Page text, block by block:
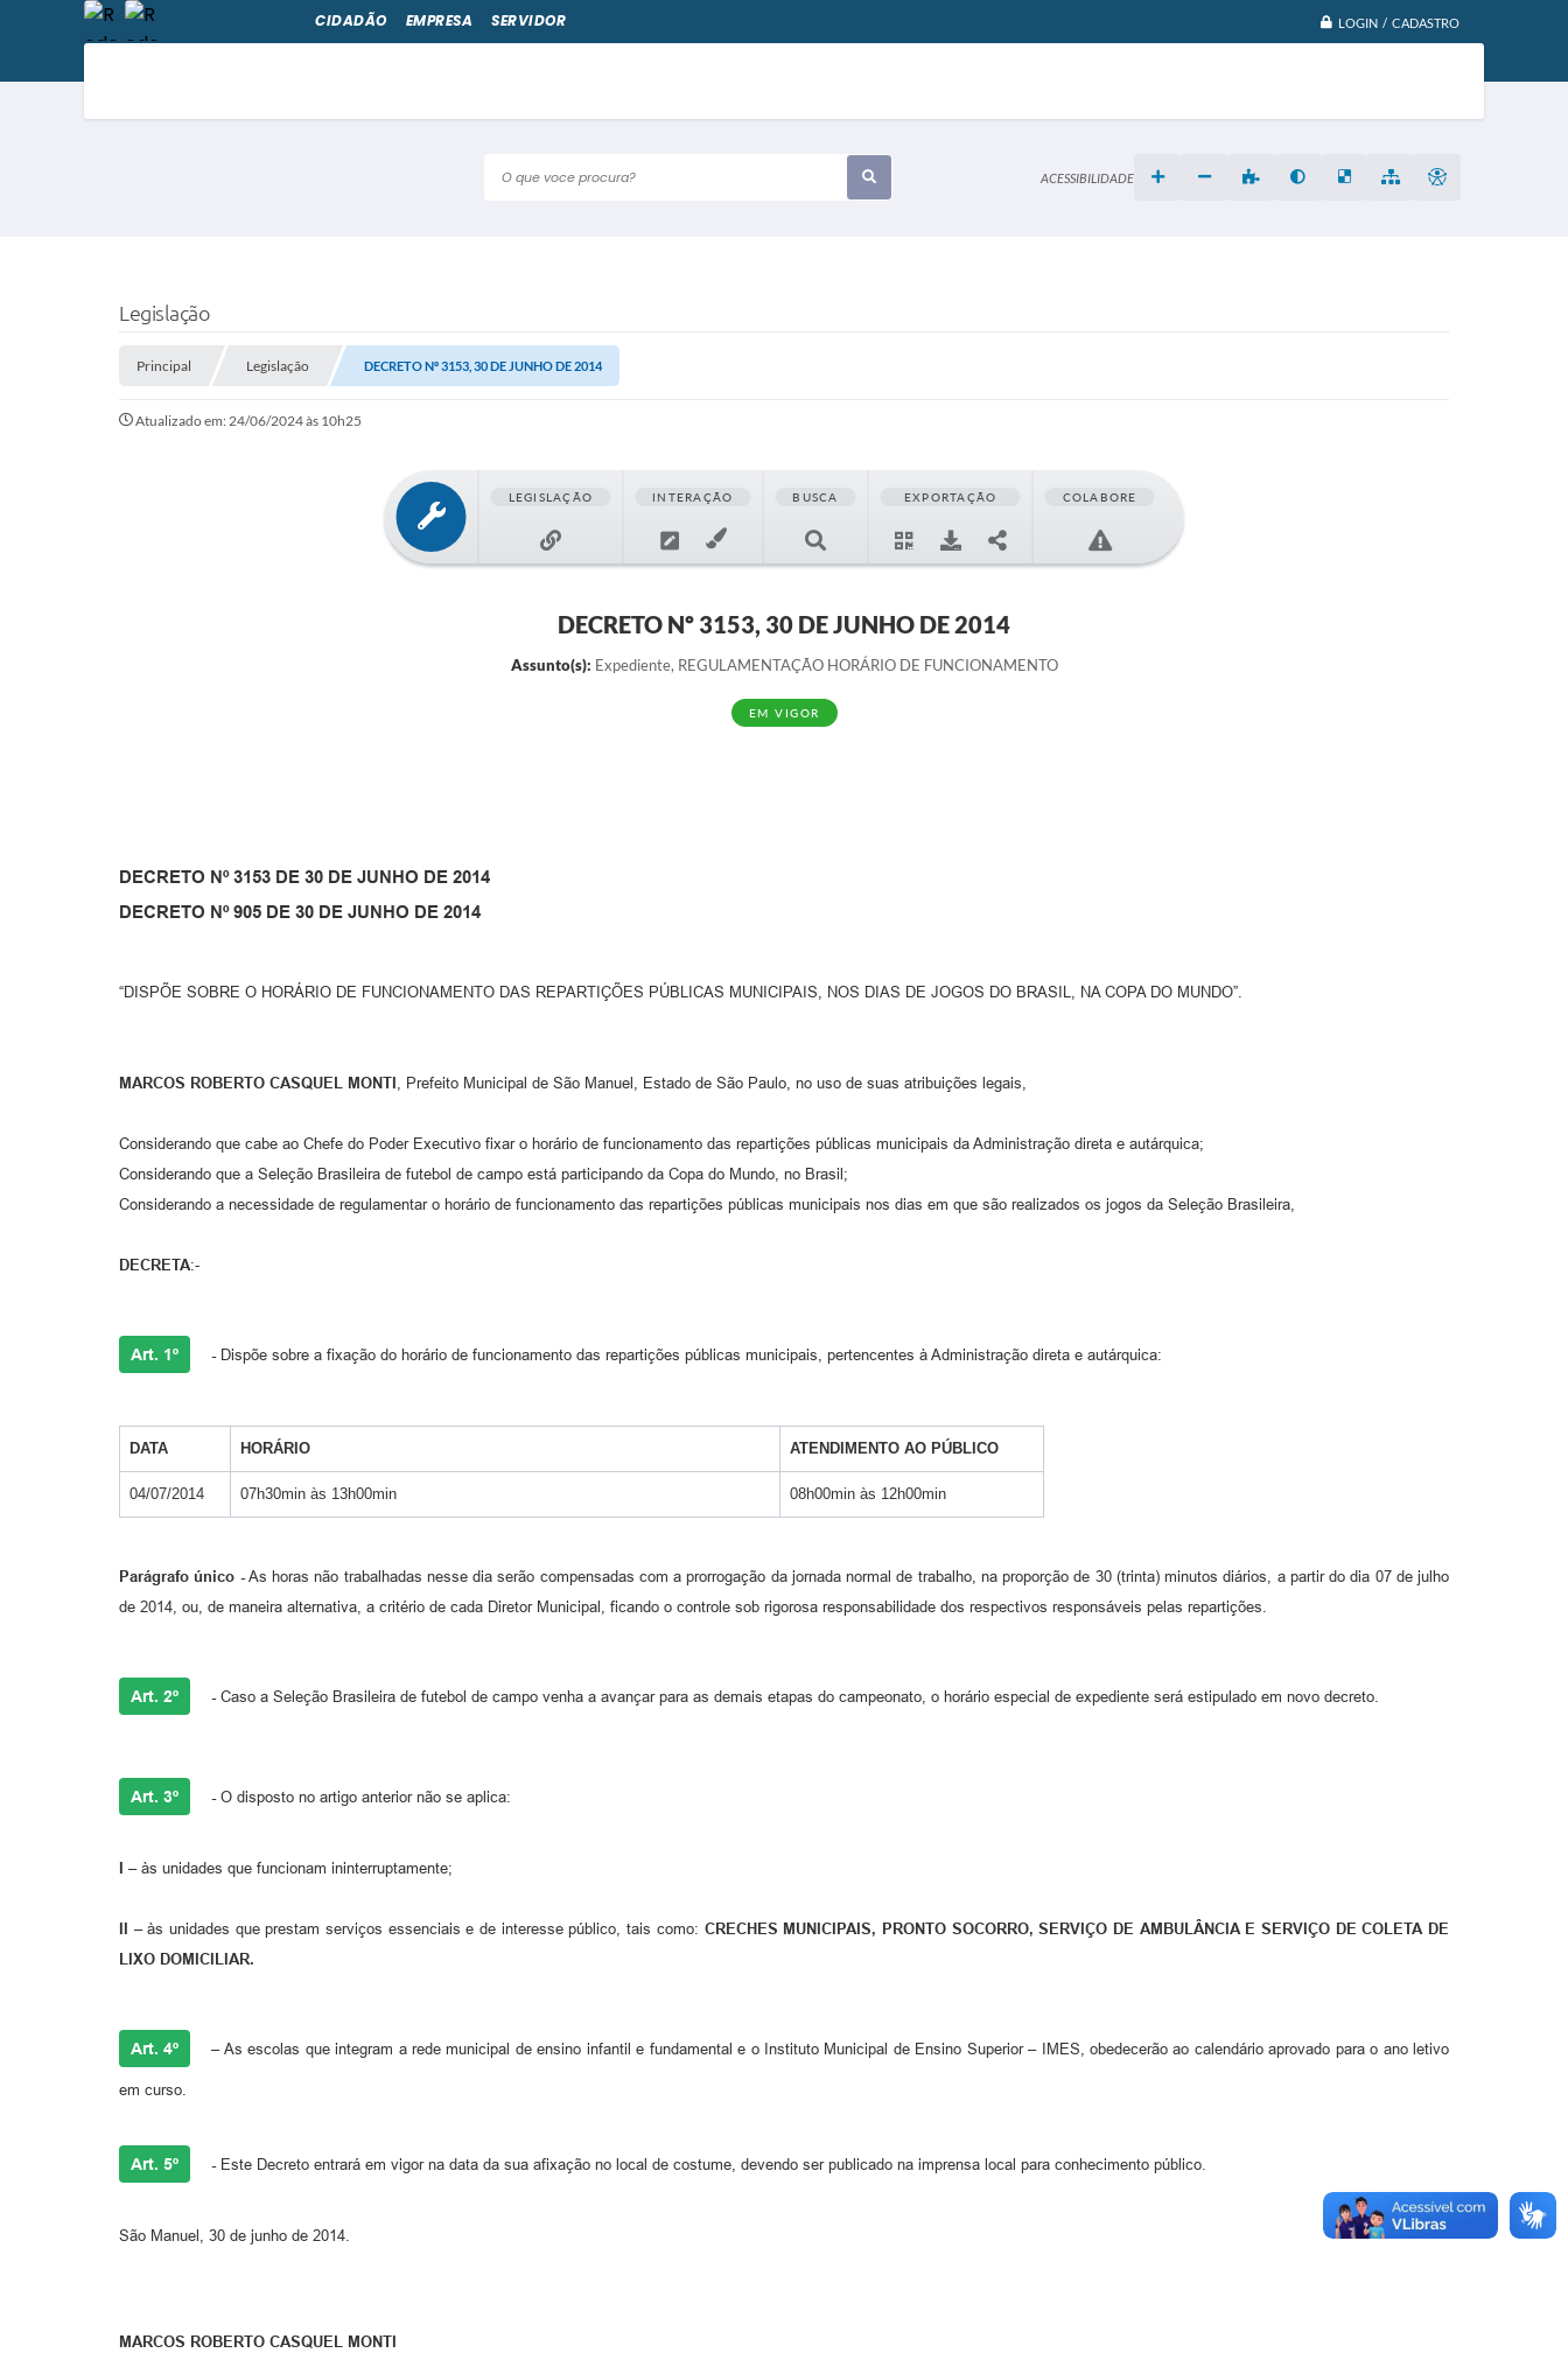
LOGIN / CADASTRO
O que voce procura?
CIDADÃO EMPRESA SERVIDOR
ACESSIBILIDADE
Legislação
Principal Legislação DECRETO Nº 3153, 30 DE JUNHO DE 2014
Atualizado em: 24/06/2024 às 10h25
LEGISLAÇÃO INTERAÇÃO BUSCA EXPORTAÇÃO COLABORE
DECRETO Nº 3153, 30 DE JUNHO DE 2014
Assunto(s): Expediente, REGULAMENTAÇÃO HORÁRIO DE FUNCIONAMENTO
EM VIGOR
DECRETO Nº 3153 DE 30 DE JUNHO DE 2014
DECRETO Nº 905 DE 30 DE JUNHO DE 2014
“DISPÕE SOBRE O HORÁRIO DE FUNCIONAMENTO DAS REPARTIÇÕES PÚBLICAS MUNICIPAIS, NOS DIAS DE JOGOS DO BRASIL, NA COPA DO MUNDO”.
MARCOS ROBERTO CASQUEL MONTI , Prefeito Municipal de São Manuel, Estado de São Paulo, no uso de suas atribuições legais,
Considerando que cabe ao Chefe do Poder Executivo fixar o horário de funcionamento das repartições públicas municipais da Administração direta e autárquica;
Considerando que a Seleção Brasileira de futebol de campo está participando da Copa do Mundo, no Brasil;
Considerando a necessidade de regulamentar o horário de funcionamento das repartições públicas municipais nos dias em que são realizados os jogos da Seleção Brasileira,
DECRETA:-
Art. 1º - Dispõe sobre a fixação do horário de funcionamento das repartições públicas municipais, pertencentes à Administração direta e autárquica:
DATA HORÁRIO ATENDIMENTO AO PÚBLICO
04/07/2014 07h30min às 13h00min 08h00min às 12h00min
Parágrafo único -As horas não trabalhadas nesse dia serão compensadas com a prorrogação da jornada normal de trabalho, na proporção de 30 (trinta) minutos diários, a partir do dia 07 de julho
de 2014, ou, de maneira alternativa, a critério de cada Diretor Municipal, ficando o controle sob rigorosa responsabilidade dos respectivos responsáveis pelas repartições.
Art. 2º - Caso a Seleção Brasileira de futebol de campo venha a avançar para as demais etapas do campeonato, o horário especial de expediente será estipulado em novo decreto.
Art. 3º - O disposto no artigo anterior não se aplica:
I –às unidades que funcionam ininterruptamente;
II –às unidades que prestam serviços essenciais e de interesse público, tais como: CRECHES MUNICIPAIS, PRONTO SOCORRO, SERVIÇO DE AMBULÂNCIA E SERVIÇO DE COLETA DE
LIXO DOMICILIAR.
Art. 4º –As escolas que integram a rede municipal de ensino infantil e fundamental e o Instituto Municipal de Ensino Superior – IMES, obedecerão ao calendário aprovado para o ano letivo
em curso.
Art. 5º - Este Decreto entrará em vigor na data da sua afixação no local de costume, devendo ser publicado na imprensa local para conhecimento público.
São Manuel, 30 de junho de 2014.
MARCOS ROBERTO CASQUEL MONTI